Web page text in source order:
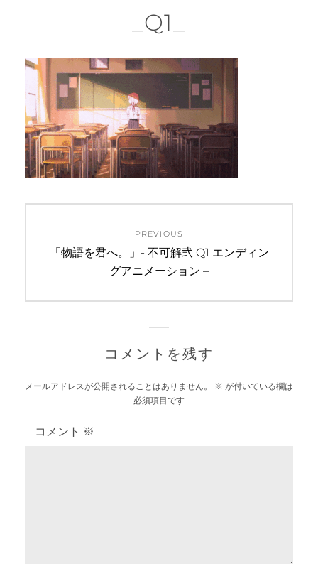
_Q1_
ビ
シ
ョ
PREVIOUS
Previous
「物語を君へ。」- 不可解弐 Q1 エンディン
グアニメーション –
コメントを残す
メールアドレスが公開されることはありません。 ※ が付いている欄は
必須項目です
コメント ※